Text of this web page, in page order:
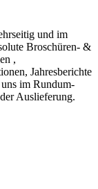
und im
Broschüren- &
,
Jahresberichte
im Rundum-
Auslieferung.